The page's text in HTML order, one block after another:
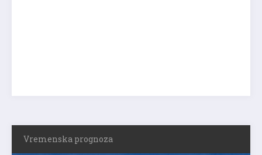
Vremenska prognoza